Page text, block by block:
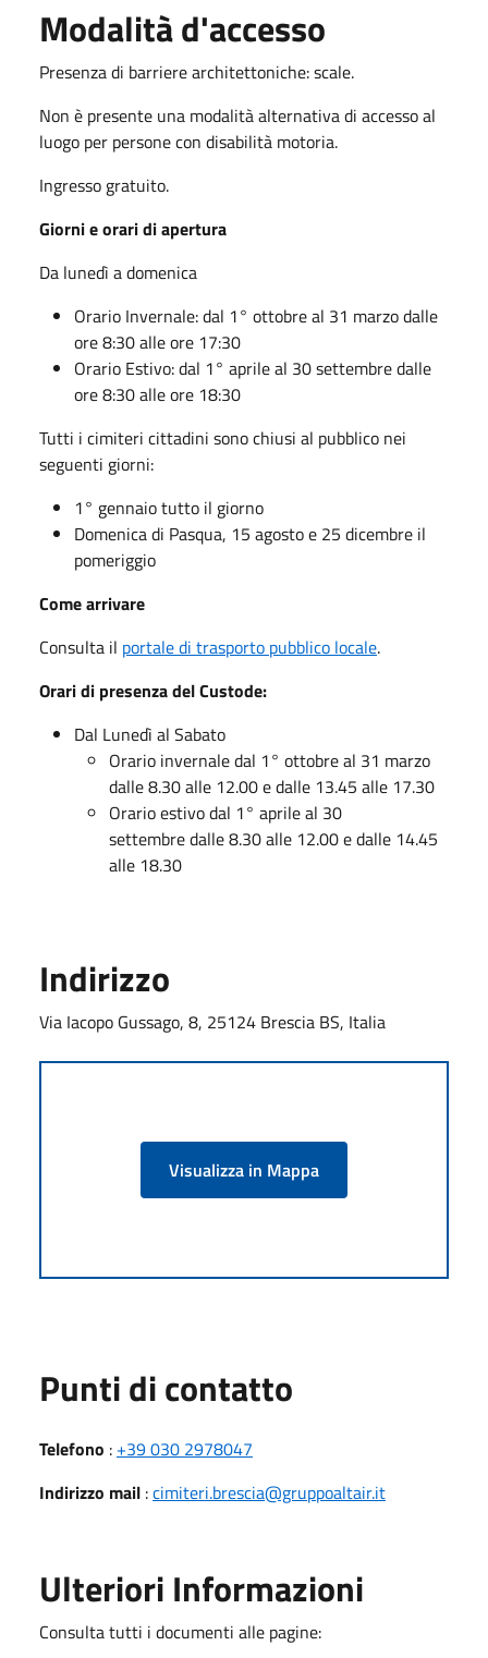
Modalità d'accesso
Presenza di barriere architettoniche: scale.
Non è presente una modalità alternativa di accesso al
luogo per persone con disabilità motoria.
Ingresso gratuito.
Giorni e orari di apertura
Da lunedì a domenica
Orario Invernale: dal 1° ottobre al 31 marzo dalle
ore 8:30 alle ore 17:30
Orario Estivo: dal 1° aprile al 30 settembre dalle
ore 8:30 alle ore 18:30
Tutti i cimiteri cittadini sono chiusi al pubblico nei
seguenti giorni:
1° gennaio tutto il giorno
Domenica di Pasqua, 15 agosto e 25 dicembre il
pomeriggio
Come arrivare
Consulta il portale di trasporto pubblico locale.
Orari di presenza del Custode:
Dal Lunedì al Sabato
Orario invernale dal 1° ottobre al 31 marzo
dalle 8.30 alle 12.00 e dalle 13.45 alle 17.30
Orario estivo dal 1° aprile al 30
settembre dalle 8.30 alle 12.00 e dalle 14.45
alle 18.30
Indirizzo
Via Iacopo Gussago, 8, 25124 Brescia BS, Italia
Visualizza in Mappa
Punti di contatto
Telefono : +39 030 2978047
Indirizzo mail :cimiteri.brescia@gruppoaltair.it
Ulteriori Informazioni
Consulta tutti i documenti alle pagine: